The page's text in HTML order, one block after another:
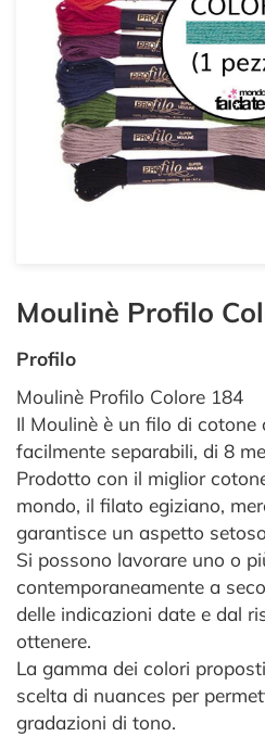
Moulinè Profilo
Profilo
Moulinè Profilo Colore 184
Il Moulinè è un filo di
facilmente separabili, di 8
Prodotto con il miglior
mondo, il filato egiziano,
garantisce un aspetto
Si possono lavorare uno o
contemporaneamente a
delle indicazioni date e dal
ottenere.
La gamma dei colori
scelta di nuances per
gradazioni di tono.